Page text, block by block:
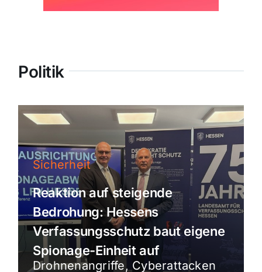
Politik
Sicherheit
Reaktion auf steigende
Bedrohung: Hessens
Verfassungsschutz baut eigene
Spionage-Einheit auf
Drohnenangriffe, Cyberattacken